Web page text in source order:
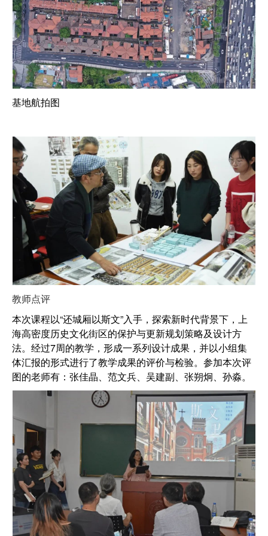
基地航拍图
教师点评
本次课程以“还城厢以斯文”入手，探索新时代背景下，上
海高密度历史文化街区的保护与更新规划策略及设计方
法。经过7周的教学，形成一系列设计成果，并以小组集
体汇报的形式进行了教学成果的评价与检验。参加本次评
图的老师有：张佳晶、范文兵、吴建副、张朔炯、孙淼。